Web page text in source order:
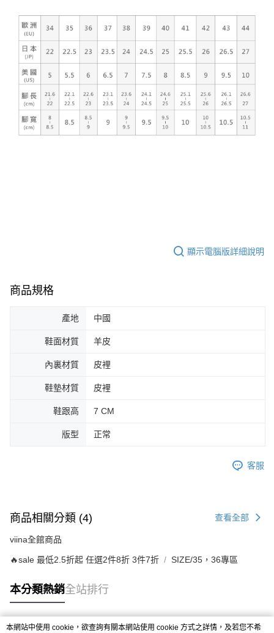
顯示電腦版詳細說明
商品規格
產地 中國
鞋面材質 羊皮
內裏材質 皮裡
鞋墊材質 皮裡
鞋跟高 7 CM
版型 正常
客服
商品相關分類 (4) 查看全部
viina全館商品
🔥sale 最低2.5折起 任選2件8折 3件7折 SIZE/35，36專區
本分類熱銷全站排行
本網站中使用 cookie，欲查詢有關本網站使用 cookie 方式之詳情，及若您不希